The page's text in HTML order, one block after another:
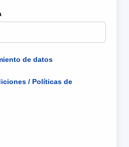
de datos
/ Políticas de